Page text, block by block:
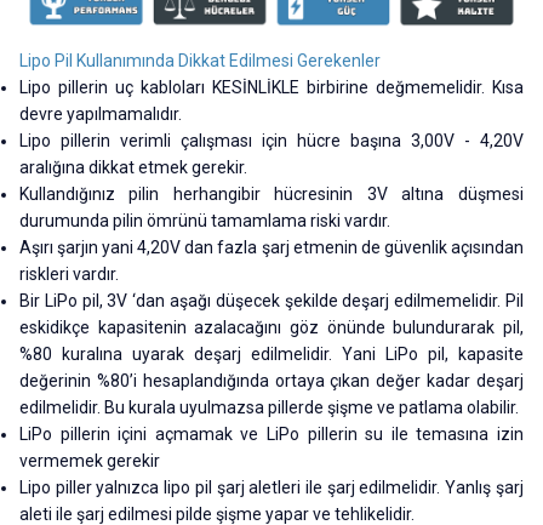
Lipo Pil Kullanımında Dikkat Edilmesi Gerekenler
Lipo pillerin uç kabloları KESİNLİKLE birbirine değmemelidir. Kısa
devre yapılmamalıdır.
Lipo pillerin verimli çalışması için hücre başına 3,00V - 4,20V
aralığına dikkat etmek gerekir.
Kullandığınız pilin herhangibir hücresinin 3V altına düşmesi
durumunda pilin ömrünü tamamlama riski vardır.
Aşırı şarjın yani 4,20V dan fazla şarj etmenin de güvenlik açısından
riskleri vardır.
Bir LiPo pil, 3V ‘dan aşağı düşecek şekilde deşarj edilmemelidir. Pil
eskidikçe kapasitenin azalacağını göz önünde bulundurarak pil,
%80 kuralına uyarak deşarj edilmelidir. Yani LiPo pil, kapasite
değerinin %80’i hesaplandığında ortaya çıkan değer kadar deşarj
edilmelidir. Bu kurala uyulmazsa pillerde şişme ve patlama olabilir.
LiPo pillerin içini açmamak ve LiPo pillerin su ile temasına izin
vermemek gerekir
Lipo piller yalnızca lipo pil şarj aletleri ile şarj edilmelidir. Yanlış şarj
aleti ile şarj edilmesi pilde şişme yapar ve tehlikelidir.